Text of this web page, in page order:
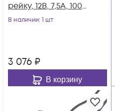
рейку, 12В, 7,5А, 100Вт
Mean Well
В наличии: 1 шт
3 076 ₽
В корзину